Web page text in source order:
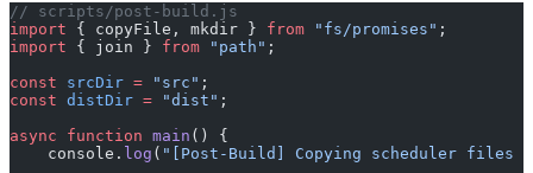
// scripts/post-build.js
import { copyFile, mkdir } from "fs/promises" ;
import { join } from "path" ;
const srcDir = "src" ;
const distDir = "dist" ;
async function main () {
    console.
log ( "[Post-Build] Copying scheduler